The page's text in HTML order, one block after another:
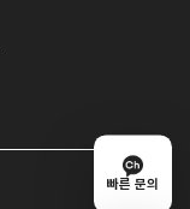
빠른 문의